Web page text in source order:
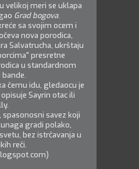
velikoj meri se uklapa
Grad bogova.
sa svojim ocem i
nova porodica,
Salvatrucha, ukrštaju
presretne
u standardnom
čemu idu, gledaocu je
Sayrin otac ili
savez koji
gradi polako,
bez istrčavanja u
reči.